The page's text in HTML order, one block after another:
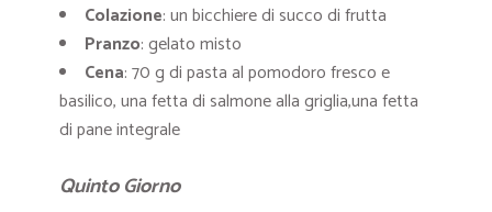
Colazione: un bicchiere di succo di frutta
Pranzo: gelato misto
Cena: 70 g di pasta al pomodoro fresco e
basilico, una fetta di salmone alla griglia,una fetta
di pane integrale
Quinto Giorno